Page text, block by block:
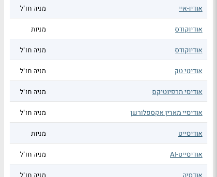
אודיו-איי מניה חו"ל
אודיוקודס מניות
אודיוקודס מניה חו"ל
אודיטי טק מניה חו"ל
אודיסי תרפיוטיקס מניה חו"ל
אודיסיי מארין אקספלורשן מניה חו"ל
אודיסייט מניות
אודיסייט-AI מניה חו"ל